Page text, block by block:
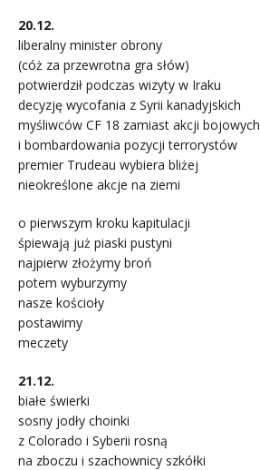
20.12.
liberalny minister obrony
(cóż za przewrotna gra słów)
potwierdził podczas wizyty w Iraku
decyzję wycofania z Syrii kanadyjskich
myśliwców CF 18 zamiast akcji bojowych
i bombardowania pozycji terrorystów
premier Trudeau wybiera bliżej
nieokreślone akcje na ziemi
o pierwszym kroku kapitulacji
śpiewają już piaski pustyni
najpierw złożymy broń
potem wyburzymy
nasze kościoły
postawimy
meczety
21.12.
białe świerki
sosny jodły choinki
z Colorado i Syberii rosną
na zboczu i szachownicy szkółki